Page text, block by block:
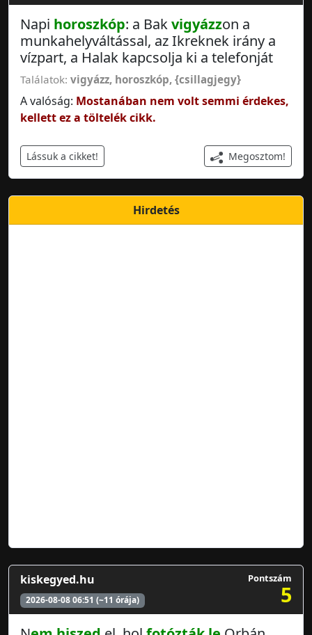
Napi horoszkóp: a Bakvigyázzon a
munkahelyváltással, az Ikreknek irány a
vízpart, a Halak kapcsolja ki a telefonját
Találatok: vigyázz, horoszkóp, {csillagjegy}
A valóság: Mostanában nem volt semmi érdekes,
kellett ez a töltelék cikk.
Lássuk a cikket! Megosztom!
Hirdetés
kiskegyed.hu
2026-08-08 06:51 (~11 órája)
Pontszám
5